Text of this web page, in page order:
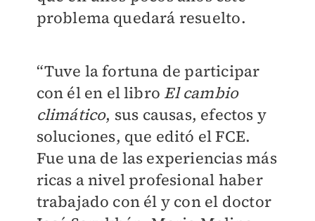
problema quedará resuelto.
“Tuve la fortuna de participar
con él en el libro El cambio
climático, sus causas, efectos y
soluciones, que editó el FCE.
Fue una de las experiencias más
ricas a nivel profesional haber
trabajado con él y con el doctor